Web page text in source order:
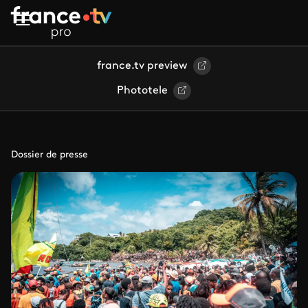
Aller au contenu principal
france.tv preview
Phototele
Dossier de presse